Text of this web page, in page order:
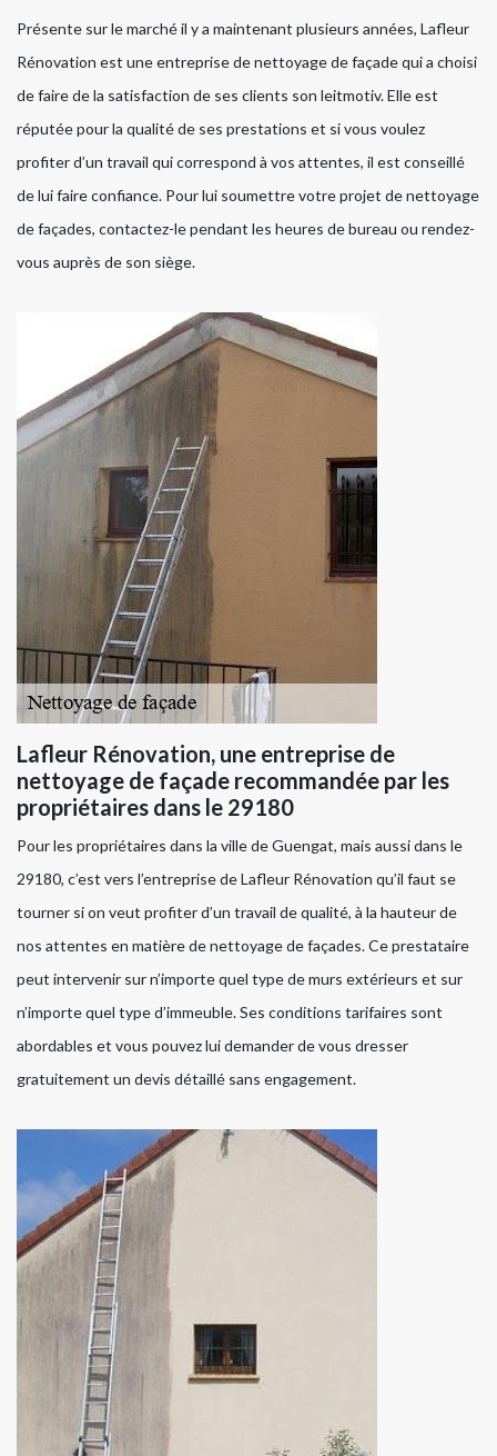
Présente sur le marché il y a maintenant plusieurs années, Lafleur
Rénovation est une entreprise de nettoyage de façade qui a choisi
de faire de la satisfaction de ses clients son leitmotiv. Elle est
réputée pour la qualité de ses prestations et si vous voulez
profiter d’un travail qui correspond à vos attentes, il est conseillé
de lui faire confiance. Pour lui soumettre votre projet de nettoyage
de façades, contactez-le pendant les heures de bureau ou rendez-
vous auprès de son siège.
Lafleur Rénovation, une entreprise de
nettoyage de façade recommandée par les
propriétaires dans le 29180
Pour les propriétaires dans la ville de Guengat, mais aussi dans le
29180, c’est vers l’entreprise de Lafleur Rénovation qu’il faut se
tourner si on veut profiter d’un travail de qualité, à la hauteur de
nos attentes en matière de nettoyage de façades. Ce prestataire
peut intervenir sur n’importe quel type de murs extérieurs et sur
n’importe quel type d’immeuble. Ses conditions tarifaires sont
abordables et vous pouvez lui demander de vous dresser
gratuitement un devis détaillé sans engagement.